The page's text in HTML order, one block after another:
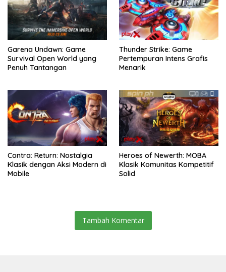
Garena Undawn: Game
Survival Open World yang
Penuh Tantangan
Thunder Strike: Game
Pertempuran Intens Grafis
Menarik
Contra: Return: Nostalgia
Klasik dengan Aksi Modern di
Mobile
Heroes of Newerth: MOBA
Klasik Komunitas Kompetitif
Solid
Tambah Komentar